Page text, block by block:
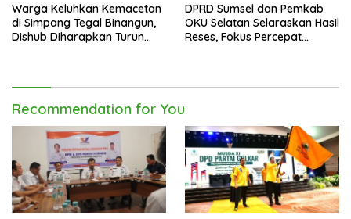
Warga Keluhkan Kemacetan
di Simpang Tegal Binangun,
Dishub Diharapkan Turun
DPRD Sumsel dan Pemkab
OKU Selatan Selaraskan Hasil
Reses, Fokus Percepat
Recommendation for You